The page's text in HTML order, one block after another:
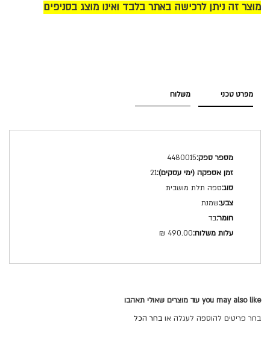
מוצר זה ניתן לרכישה באתר בלבד ואינו מוצג בסניפים
מפרט טכני
מפרט
טכני
4480015
21
ספה תלת מושבית
שמנת
בד
490.00 ₪
משלוח
you may also like עוד מוצרים שאולי תאהבו
בחר פריטים להוספה לעגלה או בחר הכל